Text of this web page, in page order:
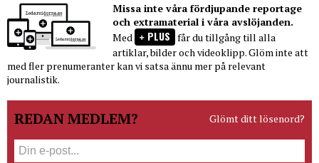
Missa inte våra fördjupande reportage
och extramaterial i våra avslöjanden.
Med
PLUS får du tillgång till alla
artiklar, bilder och videoklipp. Glöm inte att
med fler prenumeranter kan vi satsa ännu mer på relevant
journalistik.
REDAN MEDLEM? Glömt ditt lösenord?